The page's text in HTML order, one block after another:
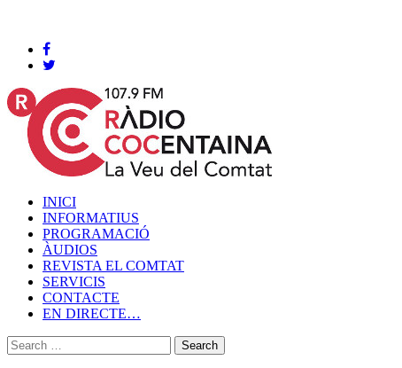
INICI
INFORMATIUS
PROGRAMACIÓ
ÀUDIOS
REVISTA EL COMTAT
SERVICIS
CONTACTE
EN DIRECTE…